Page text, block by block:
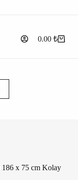
0.00₺
186 x 75 cm Kolay